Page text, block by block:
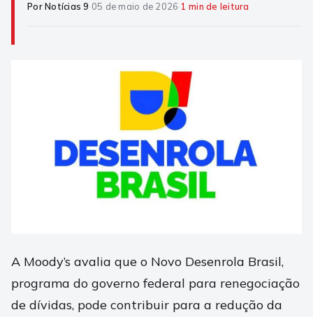
Por Notícias 9·05 de maio de 2026·1 min de leitura
A Moody’s avalia que o Novo Desenrola Brasil,
programa do governo federal para renegociação
de dívidas, pode contribuir para a redução da